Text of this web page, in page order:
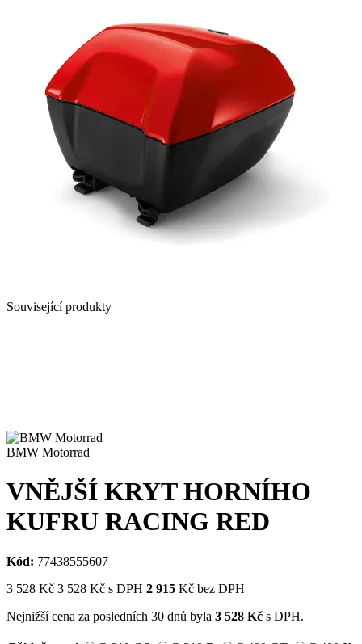
Související produkty
BMW Motorrad
VNĚJŠÍ KRYT HORNÍHO
KUFRU RACING RED
Kód: 77438555607
3 528 Kč 3 528 Kč s DPH 2 915 Kč bez DPH
Nejnižší cena za posledních 30 dnů byla 3 528 Kč s DPH.